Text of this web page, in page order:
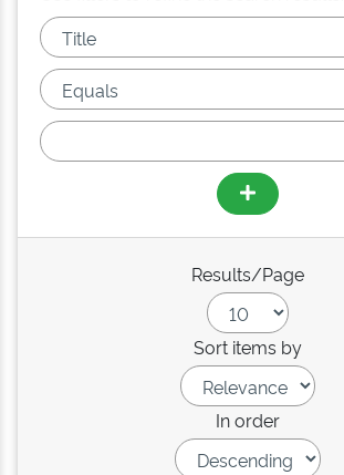
Results/Page
Sort items by
In order